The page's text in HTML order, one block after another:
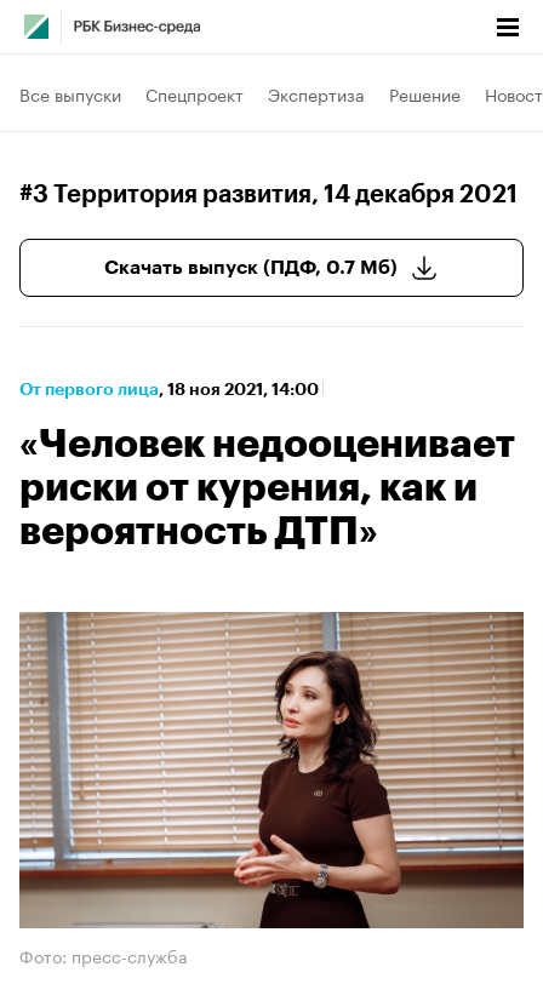
Все выпуски Спецпроект Экспертиза Решение
#3 Территория развития, 14 декабря 2021
Скачать выпуск (ПДФ, 0.7 Мб)
От первого лица⁠, 18 ноя 2021, 14:00
«Человек недооценивает
риски от курения, как и
вероятность ДТП»
Фото: пресс-служба